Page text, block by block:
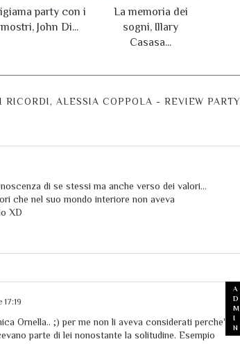
party con i
mostri, John Di...
La memoria dei
sogni, Illary
Casasa...
ALESSIA COPPOLA - REVIEW PARTY
di se stessi ma anche verso dei valori...
che nel suo mondo interiore non aveva
XD
Ornella.. ;) per me non li aveva considerati perche'
parte di lei nonostante la solitudine. Esempio